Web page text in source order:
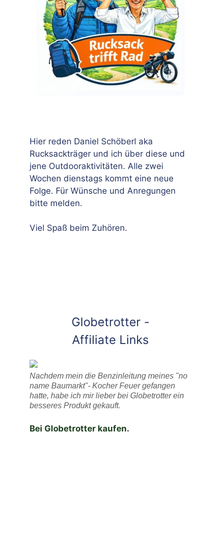
Hier reden Daniel Schöberl aka
Rucksackträger und ich über diese und
jene Outdooraktivitäten. Alle zwei
Wochen dienstags kommt eine neue
Folge. Für Wünsche und Anregungen
bitte melden.
Viel Spaß beim Zuhören.
Globetrotter -
Affiliate Links
Nachdem mein die Benzinleitung meines "no
name Baumarkt"- Kocher Feuer gefangen
hatte, habe ich mir lieber bei Globetrotter ein
besseres Produkt gekauft.
Bei Globetrotter kaufen.